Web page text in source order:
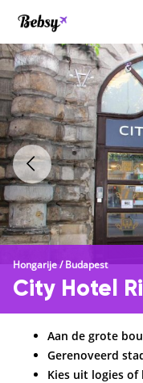
Hongarije/Budapest
City Hotel
Aan de grote
Gerenoveerd
Kies uit logies